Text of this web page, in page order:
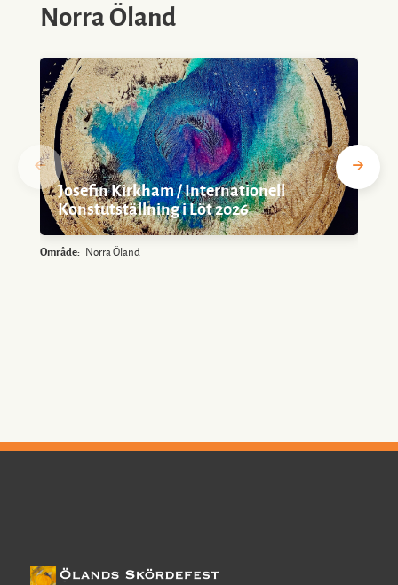
Norra Öland
Josefin Kirkham / Internationell
Konstutställning i Löt 2026
Område: Norra Öland